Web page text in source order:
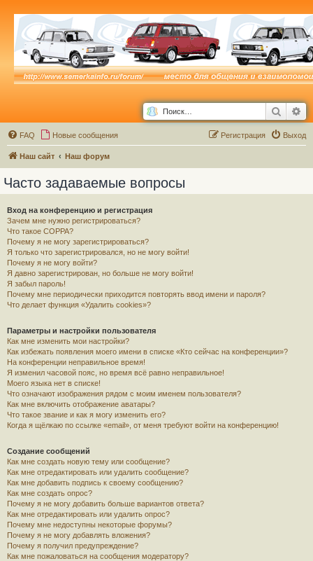
Поиск
FAQ Новые сообщения Выход
Регистрация
Наш сайт Наш форум
Часто задаваемые вопросы
Вход на конференцию и регистрация
Зачем мне нужно регистрироваться?
Что такое COPPA?
Почему я не могу зарегистрироваться?
Я только что зарегистрировался, но не могу войти!
Почему я не могу войти?
Я давно зарегистрирован, но больше не могу войти!
Я забыл пароль!
Почему мне периодически приходится повторять ввод имени и пароля?
Что делает функция «Удалить cookies»?
Параметры и настройки пользователя
Как мне изменить мои настройки?
Как избежать появления моего имени в списке «Кто сейчас на конференции»?
На конференции неправильное время!
Я изменил часовой пояс, но время всё равно неправильное!
Моего языка нет в списке!
Что означают изображения рядом с моим именем пользователя?
Как мне включить отображение аватары?
Что такое звание и как я могу изменить его?
Когда я щёлкаю по ссылке «email», от меня требуют войти на конференцию!
Создание сообщений
Как мне создать новую тему или сообщение?
Как мне отредактировать или удалить сообщение?
Как мне добавить подпись к своему сообщению?
Как мне создать опрос?
Почему я не могу добавить больше вариантов ответа?
Как мне отредактировать или удалить опрос?
Почему мне недоступны некоторые форумы?
Почему я не могу добавлять вложения?
Почему я получил предупреждение?
Как мне пожаловаться на сообщения модератору?